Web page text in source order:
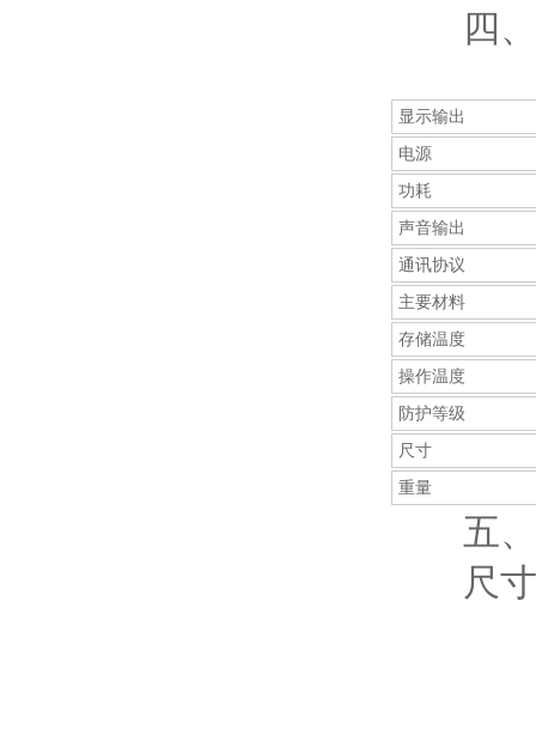
四、
显示输出
电源
功耗
声音输出
通讯协议
主要材料
存储温度
操作温度
防护等级
尺寸
重量
五、
尺寸